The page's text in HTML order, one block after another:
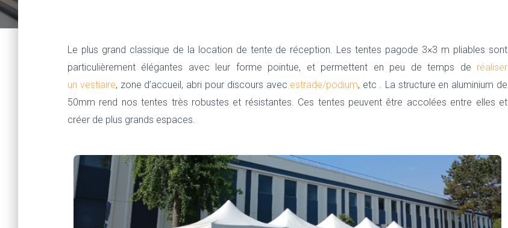
Le plus grand classique de la location de tente de réception. Les tentes pagode 3×3 m pliables sont
particulièrement élégantes avec leur forme pointue, et permettent en peu de temps de réaliser
un vestiaire, zone d’accueil, abri pour discours avec estrade/podium, etc . La structure en aluminium de
50mm rend nos tentes très robustes et résistantes. Ces tentes peuvent être accolées entre elles et
créer de plus grands espaces.